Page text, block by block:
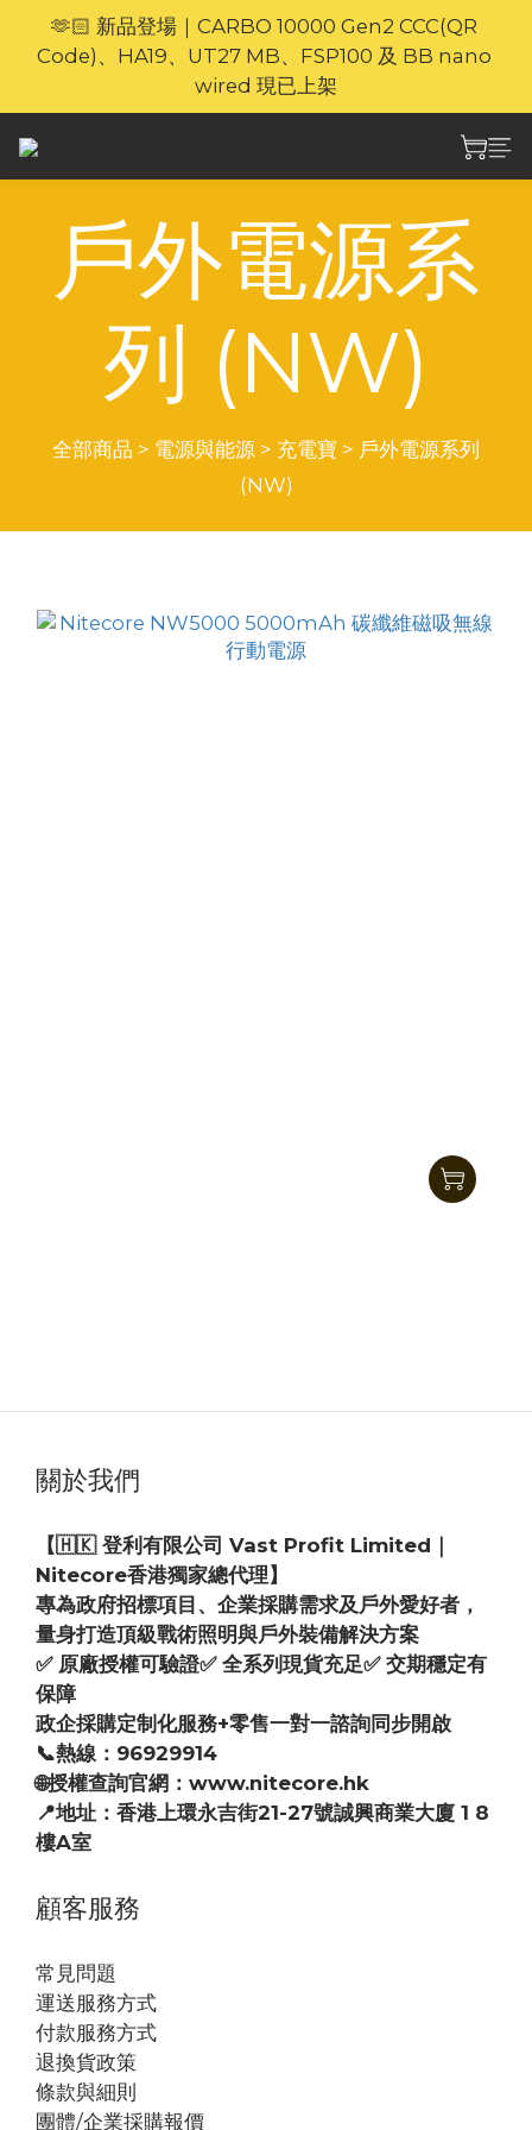
🎁官網限定｜享 6 重滿額禮（新品除外・贈品不享保
養服務）
🫶🏻 新品登場｜CARBO 10000 Gen2 CCC(QR
Code)、HA19、UT27 MB、FSP100 及 BB nano
wired 現已上架
⚡🐎 歡迎親臨 Nitecore 上環專門店｜親身體驗・即時
選購
🎁官網限定｜享 6 重滿額禮（新品除外・贈品不享保
養服務）
戶外電源系
列 (NW)
全部商品 > 電源與能源 > 充電寶 > 戶外電源系列
(NW)
關於我們
【🇭🇰 登利有限公司 Vast Profit Limited｜
Nitecore香港獨家總代理】
專為政府招標項目、企業採購需求及戶外愛好者，
量身打造頂級戰術照明與戶外裝備解決方案
✅ 原廠授權可驗證✅ 全系列現貨充足✅ 交期穩定有
保障
政企採購定制化服務+零售一對一諮詢同步開啟
📞熱線：96929914
🌐授權查詢官網：www.nitecore.hk
📍地址：香港上環永吉街21-27號誠興商業大廈 1 8
樓A室
顧客服務
常見問題
運送服務方式
付款服務方式
退換貨政策
條款與細則
團體/企業採購報價